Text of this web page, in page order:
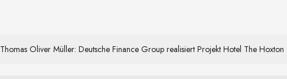
Thomas Oliver Müller: Deutsche Finance Group realisiert Projekt Hotel The Hoxton